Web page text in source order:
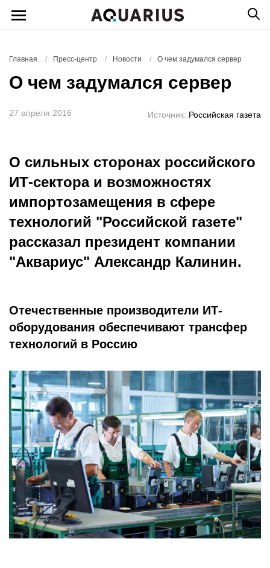
Главная / Пресс-центр / Новости / О чем задумался сервер
О чем задумался сервер
27 апреля 2016 Источник: Российская газета
О сильных сторонах российского
ИТ-сектора и возможностях
импортозамещения в сфере
технологий "Российской газете"
рассказал президент компании
"Аквариус" Александр Калинин.
Отечественные производители ИТ-
оборудования обеспечивают трансфер
технологий в Россию